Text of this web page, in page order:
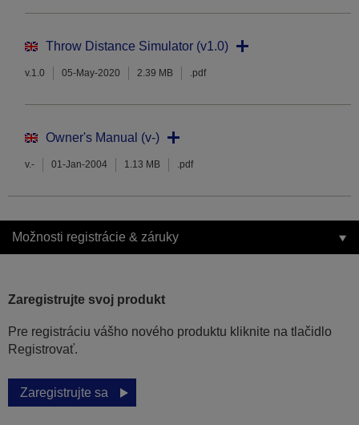
Throw Distance Simulator (v1.0)
v.1.0 05-May-2020 2.39 MB .pdf
Owner's Manual (v-)
v.- 01-Jan-2004 1.13 MB .pdf
Možnosti registrácie & záruky
Zaregistrujte svoj produkt
Pre registráciu vášho nového produktu kliknite na tlačidlo
Registrovať.
Zaregistrujte sa